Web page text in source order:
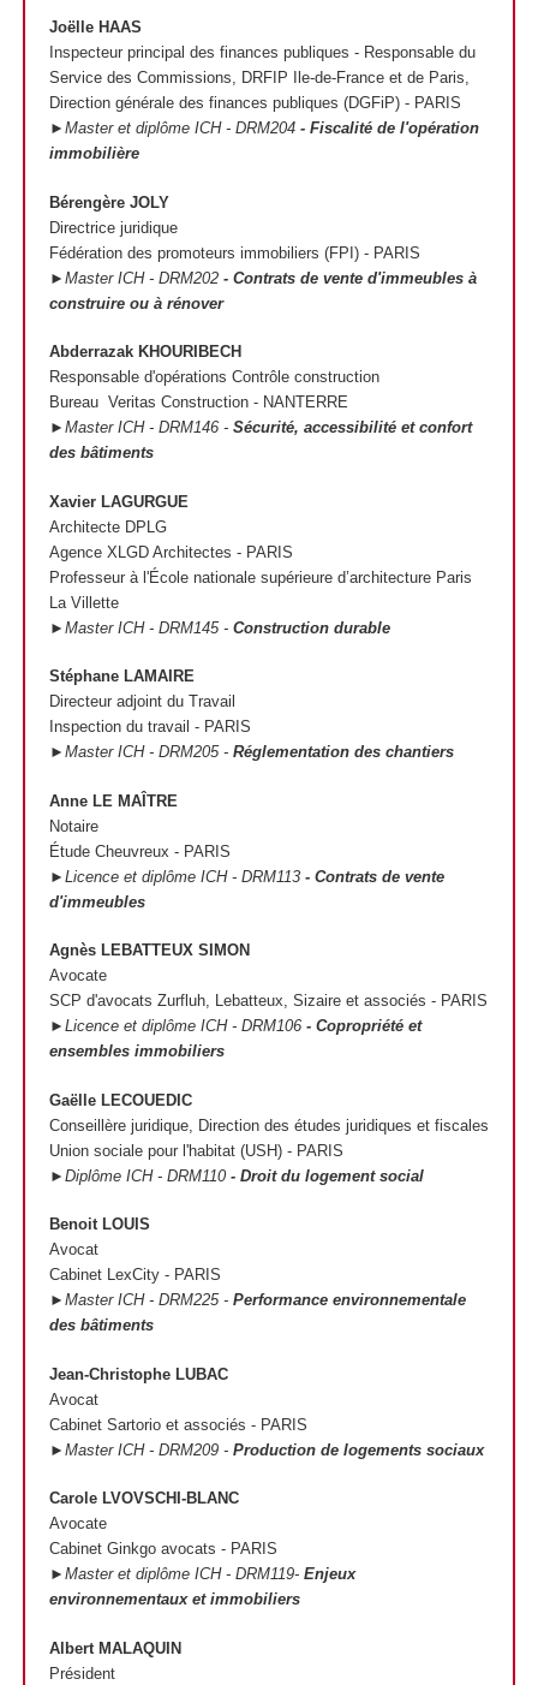
Joëlle HAAS
Inspecteur principal des finances publiques - Responsable du
Service des Commissions, DRFIP Ile-de-France et de Paris,
Direction générale des finances publiques (DGFiP) - PARIS
►Master et diplôme ICH - DRM204 - Fiscalité de l'opération
immobilière
Bérengère JOLY
Directrice juridique
Fédération des promoteurs immobiliers (FPI) - PARIS
►Master ICH - DRM202 - Contrats de vente d'immeubles à
construire ou à rénover
Abderrazak KHOURIBECH
Responsable d'opérations Contrôle construction
Bureau Veritas Construction - NANTERRE
►Master ICH - DRM146 - Sécurité, accessibilité et confort
des bâtiments
Xavier LAGURGUE
Architecte DPLG
Agence XLGD Architectes - PARIS
Professeur à l'École nationale supérieure d’architecture Paris
La Villette
►Master ICH - DRM145 - Construction durable
Stéphane LAMAIRE
Directeur adjoint du Travail
Inspection du travail - PARIS
►Master ICH - DRM205 - Réglementation des chantiers
Anne LE MAÎTRE
Notaire
Étude Cheuvreux - PARIS
►Licence et diplôme ICH - DRM113 - Contrats de vente
d'immeubles
Agnès LEBATTEUX SIMON
Avocate
SCP d'avocats Zurfluh, Lebatteux, Sizaire et associés - PARIS
►Licence et diplôme ICH - DRM106 - Copropriété et
ensembles immobiliers
Gaëlle LECOUEDIC
Conseillère juridique, Direction des études juridiques et fiscales
Union sociale pour l'habitat (USH) - PARIS
►Diplôme ICH - DRM110 - Droit du logement social
Benoit LOUIS
Avocat
Cabinet LexCity - PARIS
►Master ICH - DRM225 - Performance environnementale
des bâtiments
Jean-Christophe LUBAC
Avocat
Cabinet Sartorio et associés - PARIS
►Master ICH - DRM209 - Production de logements sociaux
Carole LVOVSCHI-BLANC
Avocate
Cabinet Ginkgo avocats - PARIS
►Master et diplôme ICH - DRM119- Enjeux
environnementaux et immobiliers
Albert MALAQUIN
Président